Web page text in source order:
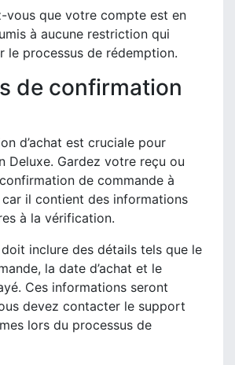
vous que votre compte est en
à aucune restriction qui
le processus de rédemption.
de confirmation
d’achat est cruciale pour
Deluxe. Gardez votre reçu ou
de commande à
il contient des informations
à la vérification.
inclure des détails tels que le
la date d’achat et le
Ces informations seront
devez contacter le support
lors du processus de